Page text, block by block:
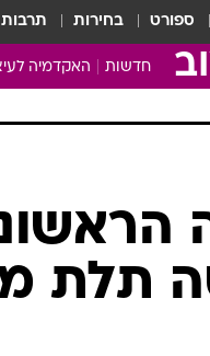
ספורט בחירות תרבות
חדשות האקדמיה
תלת